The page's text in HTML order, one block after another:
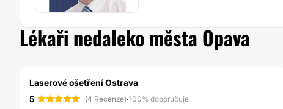
Lékaři nedaleko města Opava
Laserové ošetření Ostrava
5
(4 Recenze)·100% doporučuje